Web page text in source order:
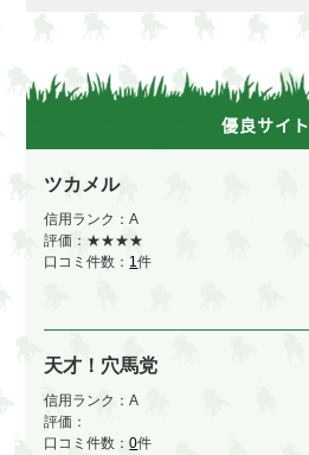
優良サイト
ツカメル
信用ランク：A
評価：★★★★
口コミ件数： 1件
天才！穴馬党
信用ランク：A
評価：
口コミ件数：0件